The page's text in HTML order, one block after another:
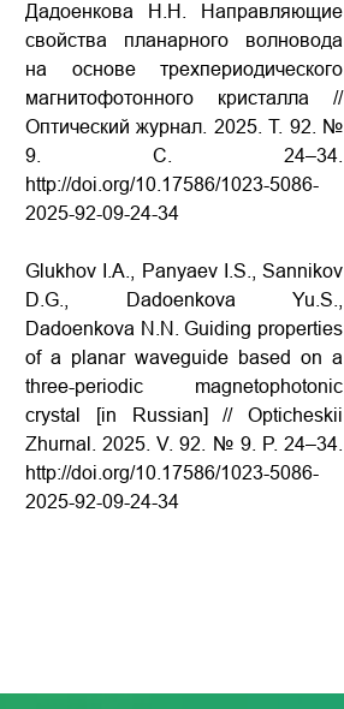
Дадоенкова Н.Н. Направляющие
свойства планарного волновода
на основе трехпериодического
магнитофотонного кристалла //
Оптический журнал. 2025. Т. 92. №
9. С. 24–34.
http://doi.org/10.17586/1023-5086-
2025-92-09-24-34
Glukhov I.A., Panyaev I.S., Sannikov
D.G., Dadoenkova Yu.S.,
Dadoenkova N.N. Guiding properties
of a planar waveguide based on a
three-periodic magnetophotonic
crystal [in Russian] // Opticheskii
Zhurnal. 2025. V. 92. № 9. P. 24–34.
http://doi.org/10.17586/1023-5086-
2025-92-09-24-34